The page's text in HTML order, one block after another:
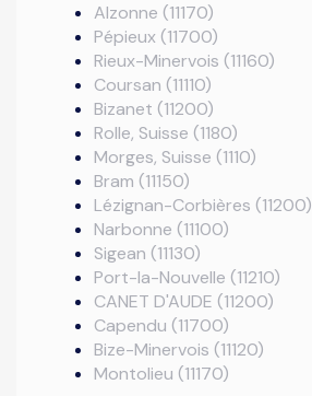
Alzonne (11170)
Pépieux (11700)
Rieux-Minervois (11160)
Coursan (11110)
Bizanet (11200)
Rolle, Suisse (1180)
Morges, Suisse (1110)
Bram (11150)
Lézignan-Corbières (11200)
Narbonne (11100)
Sigean (11130)
Port-la-Nouvelle (11210)
CANET D'AUDE (11200)
Capendu (11700)
Bize-Minervois (11120)
Montolieu (11170)